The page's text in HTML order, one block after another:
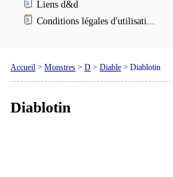
Liens d&d
Conditions légales d'utilisati...
Accueil > Monstres > D > Diable > Diablotin
Diablotin